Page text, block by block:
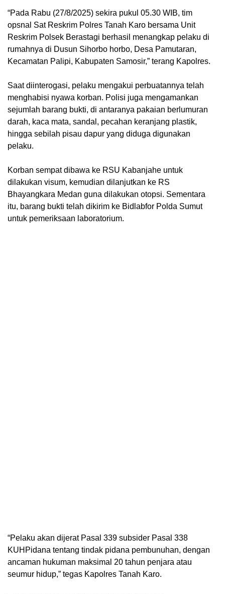
“Pada Rabu (27/8/2025) sekira pukul 05.30 WIB, tim
opsnal Sat Reskrim Polres Tanah Karo bersama Unit
Reskrim Polsek Berastagi berhasil menangkap pelaku di
rumahnya di Dusun Sihorbo horbo, Desa Pamutaran,
Kecamatan Palipi, Kabupaten Samosir,” terang Kapolres.
Saat diinterogasi, pelaku mengakui perbuatannya telah
menghabisi nyawa korban. Polisi juga mengamankan
sejumlah barang bukti, di antaranya pakaian berlumuran
darah, kaca mata, sandal, pecahan keranjang plastik,
hingga sebilah pisau dapur yang diduga digunakan
pelaku.
Korban sempat dibawa ke RSU Kabanjahe untuk
dilakukan visum, kemudian dilanjutkan ke RS
Bhayangkara Medan guna dilakukan otopsi. Sementara
itu, barang bukti telah dikirim ke Bidlabfor Polda Sumut
untuk pemeriksaan laboratorium.
“Pelaku akan dijerat Pasal 339 subsider Pasal 338
KUHPidana tentang tindak pidana pembunuhan, dengan
ancaman hukuman maksimal 20 tahun penjara atau
seumur hidup,” tegas Kapolres Tanah Karo.